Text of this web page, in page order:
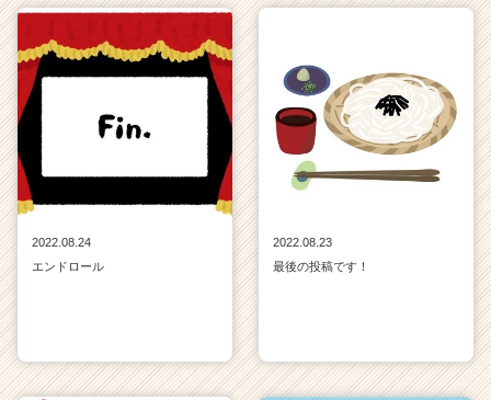
2022.08.24
エンドロール
2022.08.23
最後の投稿です！